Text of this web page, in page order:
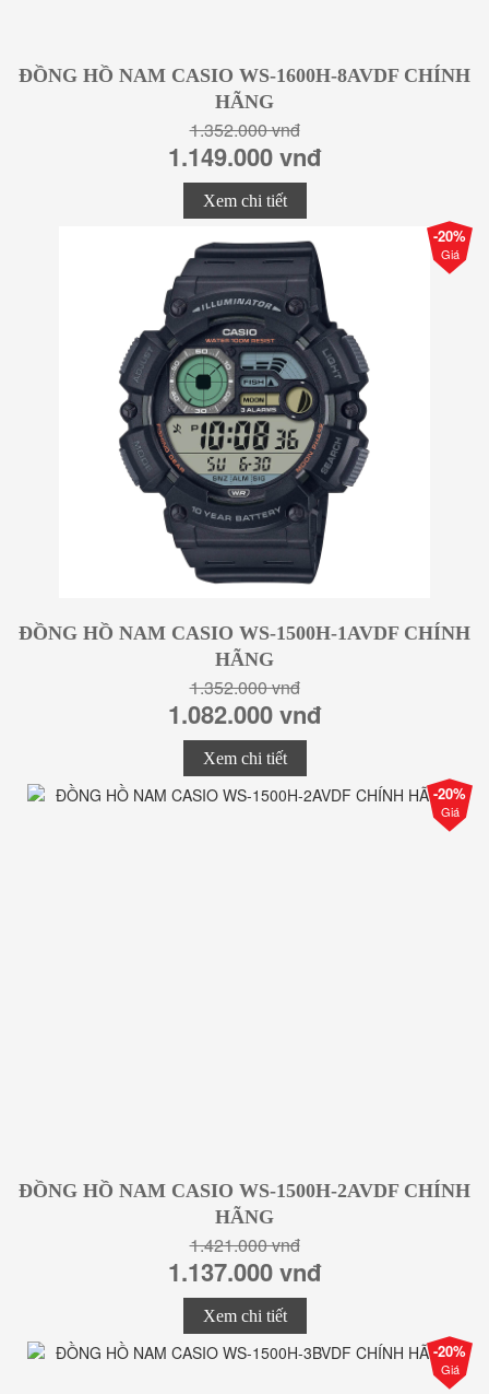
ĐỒNG HỒ NAM CASIO WS-1600H-8AVDF CHÍNH
HÃNG
1.352.000 vnđ
1.149.000 vnđ
Xem chi tiết
-20%
Giá
ĐỒNG HỒ NAM CASIO WS-1500H-1AVDF CHÍNH
HÃNG
1.352.000 vnđ
1.082.000 vnđ
Xem chi tiết
-20%
Giá
ĐỒNG HỒ NAM CASIO WS-1500H-2AVDF CHÍNH
HÃNG
1.421.000 vnđ
1.137.000 vnđ
Xem chi tiết
-20%
Giá